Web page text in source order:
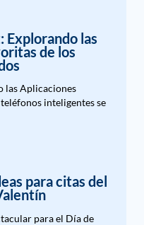
las
de los
las Aplicaciones
inteligentes se
para citas del
para el Día de